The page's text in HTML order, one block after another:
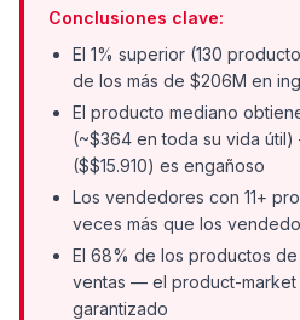
Conclusiones clave:
El 1% superior (130
de los más de $206M en
El producto mediano
(~$364 en toda su vida
($$15.910) es engañoso
Los vendedores con 11+
veces más que los
El 68% de los productos
ventas — el product-market
garantizado